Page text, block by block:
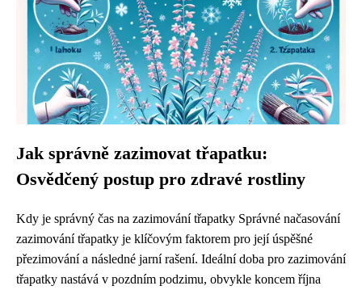
Jak správně zazimovat třapatku:
Osvědčený postup pro zdravé rostliny
Kdy je správný čas na zazimování třapatky Správné načasování
zazimování třapatky je klíčovým faktorem pro její úspěšné
přezimování a následné jarní rašení. Ideální doba pro zazimování
třapatky nastává v pozdním podzimu, obvykle koncem října